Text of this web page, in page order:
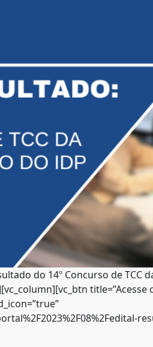
do 14º Concurso de
title=”Acesse